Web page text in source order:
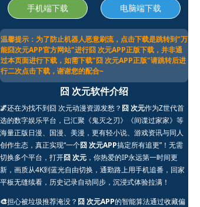
温馨提示：为了防止机器人恶意刷流，点击下载是跳转到"万
能囧次元APP官方网站"进行囧 次元APP正版下载，并非通
过本页面进行下载，如需下载"囧 次元APP正版"请跳转后进
行二次点击下载，谢谢您的配合~
手机端下载 电脑端下载
囧 次元软件介绍
🌌还在为找不到囧 次元动漫资源发愁？ 囧 次元作为Z世代首
选的数字娱乐平台，已汇聚《鬼灭之刃》《间谍过家家》等
海量正版日漫、国漫、美漫，更有轻小说、游戏资讯与同人
创作生态，真正实现“一个囧 次元APP搞定所有追更”！无需
切换多个平台，打开囧 次元 ，你热爱的IP永远第一时间更
新，画质从4K到蓝光自由切换，通勤路上用手机追番，回家
平板无缝续看，历史记录自动同步，沉浸式体验拉满！
🎨担心被垃圾推荐淹没？ 囧 次元APP的智能算法通过收藏偏